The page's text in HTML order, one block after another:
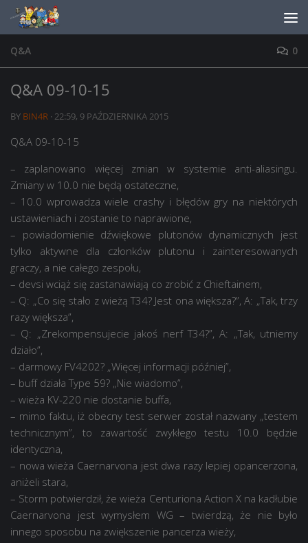
Skip to content
Q&A 0
Q&A 09-10-15
BY BIN4R · 22:59, 9 PAŹDZIERNIKA 2015
Q&A 09-10-15
– zaplanowano więcej zmian w systemie anti-aliasingu.
Zmiany w 10.0 nie będą ostateczne,
– 10.0 wprowadza wiele crashy i błędów gry na niektórych
ustawieniach i zostanie to naprawione,
– powiadomienie dźwiękowe plutonów dynamicznych jest
tylko aktywne dla członków plutonu i zainteresowanych
graczy, a nie całego zespołu,
– devsi wciąż się zastanawiają co zrobić z Chieftainem,
– Q: „Co się stało z wieżą T34? Jest ona większa?”, A: „Tak, trzy
razy większa”,
– Q: „Zrekompensujecie jakoś nerf T34?”, A: „Tak, utniemy
działo”,
– darmowy FV4202? „Więcej informacji później”,
– buff działa Type 59? „Nie wiadomo”,
– wieża KV-220 nie dostanie buffa,
– mimo faktu, iż obecny test serwer został nazwany „testem
technicznym”, to zawartość zwykłego testu 10.0 będzie
identyczna,
– nowa wieża Caernarvona jest dwa razy lepiej opancerzona,
aniżeli stara,
– Storm potwierdził, że wieża Centuriona Action X na kadłubie
Caernarvona jest wymysłem WG – twierdzą, że nie było
innego sposobu na zwiększenie pancerza wieży,